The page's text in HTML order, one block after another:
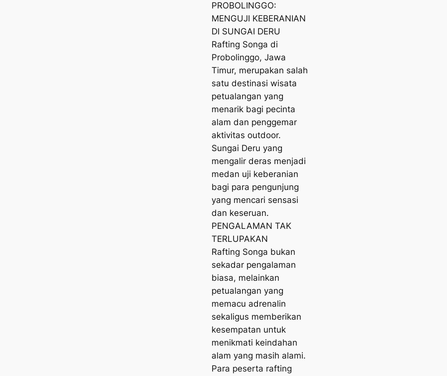
PROBOLINGGO:
MENGUJI KEBERANIAN
DI SUNGAI DERU
Rafting Songa di
Probolinggo, Jawa
Timur, merupakan salah
satu destinasi wisata
petualangan yang
menarik bagi pecinta
alam dan penggemar
aktivitas outdoor.
Sungai Deru yang
mengalir deras menjadi
medan uji keberanian
bagi para pengunjung
yang mencari sensasi
dan keseruan.
PENGALAMAN TAK
TERLUPAKAN
Rafting Songa bukan
sekadar pengalaman
biasa, melainkan
petualangan yang
memacu adrenalin
sekaligus memberikan
kesempatan untuk
menikmati keindahan
alam yang masih alami.
Para peserta rafting